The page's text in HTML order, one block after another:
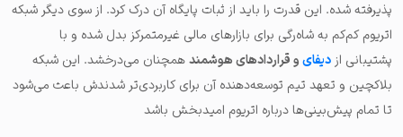
پذیرفته شده. این قدرت را باید از ثبات پایگاه آن درک کرد. از سوی دیگر شبکه
اتریوم کم‌کم به شاه‌رگی برای بازارهای مالی غیرمتمرکز بدل شده و با
پشتیبانی از دیفایو قراردادهای هوشمندهمچنان می‌درخشد. این شبکه
بلاکچین و تعهد تیم توسعه‌دهنده آن برای کاربردی‌تر شدندش باعث می‌شود
تا تمام پیش‌بینی‌ها درباره اتریوم امیدبخش باشد